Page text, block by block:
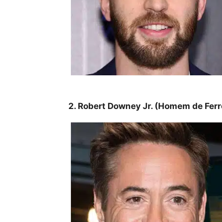
2. Robert Downey Jr. (Homem de